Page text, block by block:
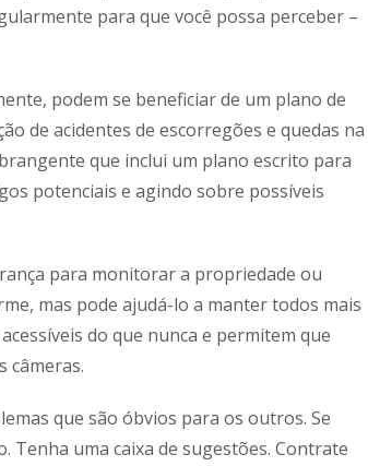
para que você possa perceber –
podem se beneficiar de um plano de
de acidentes de escorregões e quedas na
que inclui um plano escrito para
potenciais e agindo sobre possíveis
para monitorar a propriedade ou
mas pode ajudá-lo a manter todos mais
do que nunca e permitem que
câmeras.
que são óbvios para os outros. Se
Tenha uma caixa de sugestões. Contrate